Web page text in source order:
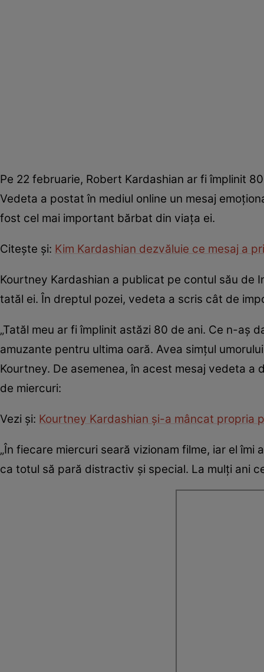
Pe 22 februarie, Robert Kardashian ar fi împlinit
Vedeta a postat în mediul online un mesaj
fost cel mai important bărbat din viața ei.
Citește și: Kim Kardashian dezvăluie ce mesaj a
Kourtney Kardashian a publicat pe contul său de
tatăl ei. În dreptul pozei, vedeta a scris cât de
„Tatăl meu ar fi împlinit astăzi 80 de ani. Ce n-aș
amuzante pentru ultima oară. Avea simțul
Kourtney. De asemenea, în acest mesaj vedeta
de miercuri:
Vezi și: Kourtney Kardashian și-a mâncat propria
„În fiecare miercuri seară vizionam filme, iar el
ca totul să pară distractiv și special. La mulți ani